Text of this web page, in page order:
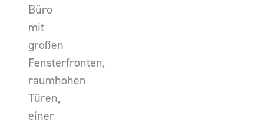
Büro
mit
großen
Fensterfronten,
raumhohen
Türen,
einer